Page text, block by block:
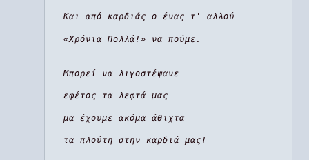
Και από καρδιάς ο ένας τ' αλλού
«Χρόνια Πολλά!» να πούμε.
Μπορεί να λιγοστέψανε
εφέτος τα λεφτά μας
μα έχουμε ακόμα άθιχτα
τα πλούτη στην καρδιά μας!